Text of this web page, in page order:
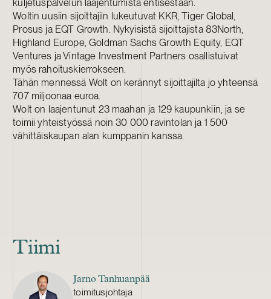
kuljetuspalvelun laajentumista entisestään.
Woltin uusiin sijoittajiin lukeutuvat KKR, Tiger Global,
Prosus ja EQT Growth. Nykyisistä sijoittajista 83North,
Highland Europe, Goldman Sachs Growth Equity, EQT
Ventures ja Vintage Investment Partners osallistuivat
myös rahoituskierrokseen.
Tähän mennessä Wolt on kerännyt sijoittajilta jo yhteensä
707 miljoonaa euroa.
Wolt on laajentunut 23 maahan ja 129 kaupunkiin, ja se
toimii yhteistyössä noin 30 000 ravintolan ja 1 500
vähittäiskaupan alan kumppanin kanssa.
Tiimi
Jarno Tanhuanpää
toimitusjohtaja